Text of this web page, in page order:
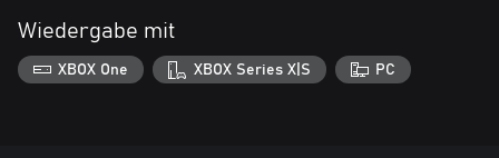
Wiedergabe mit
XBOX One XBOX Series X|S PC